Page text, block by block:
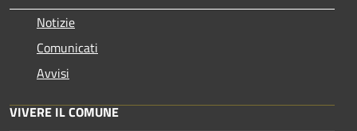
Notizie
Comunicati
Avvisi
VIVERE IL COMUNE